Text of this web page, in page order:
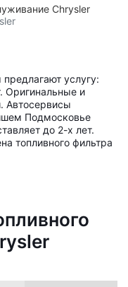
Chrysler
услугу:
Оригинальные и
Автосервисы
Подмосковье
до 2-х лет.
топливного фильтра